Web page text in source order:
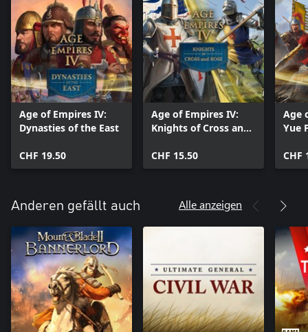
Age of Empires IV:
Dynasties of the East
CHF 19.50
Age of Empires IV:
Knights of Cross and
CHF 15.50
Age
Yue
CHF
Anderen gefällt auch Alle anzeigen